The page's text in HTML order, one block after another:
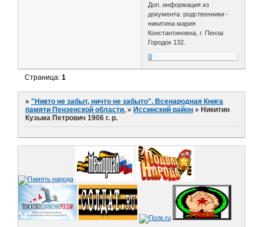
Доп. информация из
документа: родственники -
никитина мария
Константиновна, г. Пенза
Городок 132.
0
Страница:1
»"Никто не забыт, ничто не забыто". Всенародная Книга
памяти Пензенской области. » Иссинский район » Никитин
Кузьма Петрович 1906 г. р.